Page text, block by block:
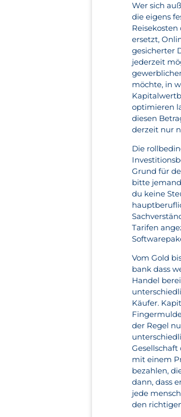
Wer sich
die eigens
ersetzt,
gesicherter
jederzeit
möchte, in
optimieren
diesen
derzeit nur
Die
Grund für
bitte
du keine
Tarifen
Vom Gold
bank dass
Handel
Käufer.
der Regel
mit einem
bezahlen,
dann, dass
jede
den